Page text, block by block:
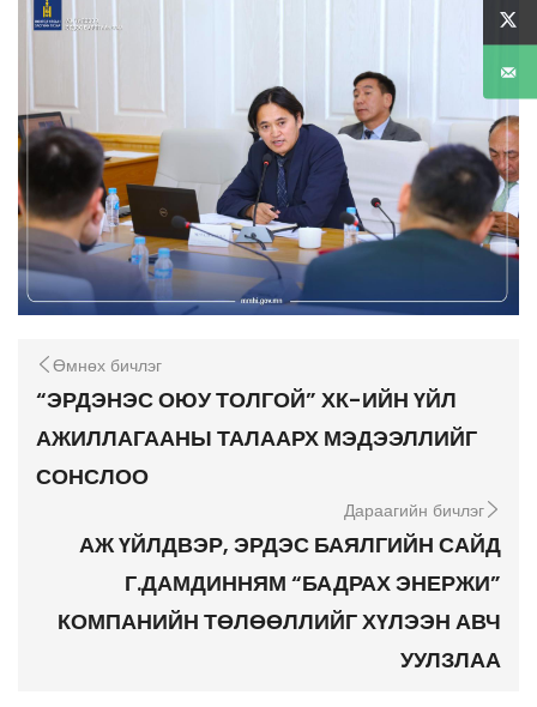
Өмнөх бичлэг
“ЭРДЭНЭС ОЮУ ТОЛГОЙ” ХК-ИЙН ҮЙЛ
АЖИЛЛАГААНЫ ТАЛААРХ МЭДЭЭЛЛИЙГ
СОНСЛОО
Дараагийн бичлэг
АЖ ҮЙЛДВЭР, ЭРДЭС БАЯЛГИЙН САЙД
Г.ДАМДИННЯМ “БАДРАХ ЭНЕРЖИ”
КОМПАНИЙН ТӨЛӨӨЛЛИЙГ ХҮЛЭЭН АВЧ
УУЛЗЛАА